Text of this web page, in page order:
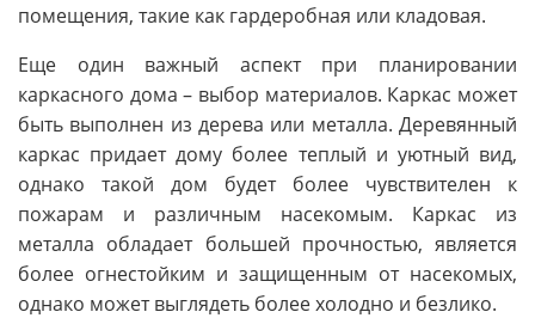
помещения, такие как гардеробная или кладовая.
Еще один важный аспект при планировании
каркасного дома – выбор материалов. Каркас может
быть выполнен из дерева или металла. Деревянный
каркас придает дому более теплый и уютный вид,
однако такой дом будет более чувствителен к
пожарам и различным насекомым. Каркас из
металла обладает большей прочностью, является
более огнестойким и защищенным от насекомых,
однако может выглядеть более холодно и безлико.